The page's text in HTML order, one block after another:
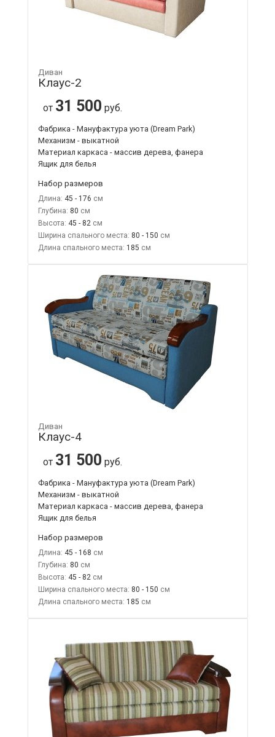
Диван
Клаус-2
от 31 500 руб.
Фабрика - Мануфактура уюта (Dream Park)
Механизм - выкатной
Материал каркаса - массив дерева, фанера
Ящик для белья
Набор размеров
Длина: 45 - 176
Глубина: 80
Высота: 45 - 82
Ширина спального места: 80 - 150
Длина спального места: 185
Диван
Клаус-4
от 31 500 руб.
Фабрика - Мануфактура уюта (Dream Park)
Механизм - выкатной
Материал каркаса - массив дерева, фанера
Ящик для белья
Набор размеров
Длина: 45 - 168
Глубина: 80
Высота: 45 - 82
Ширина спального места: 80 - 150
Длина спального места: 185